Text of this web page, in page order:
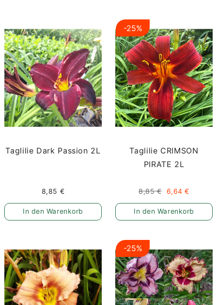
Taglilie Dark Passion 2L
8,85 €
In den Warenkorb
-25%
Taglilie CRIMSON
PIRATE 2L
8,85 € 6,64 €
In den Warenkorb
-25%